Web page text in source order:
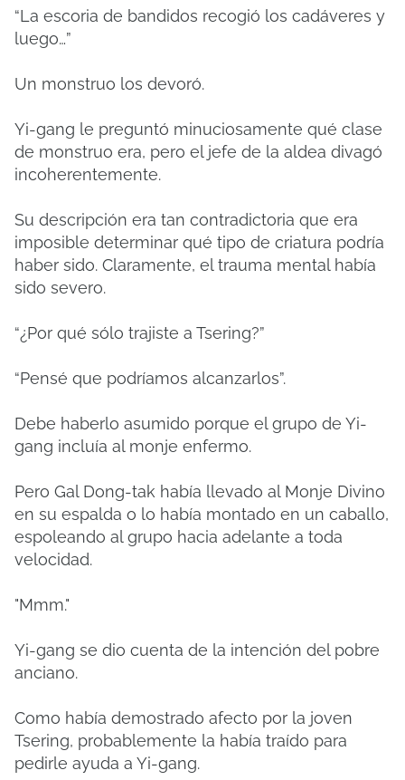
“La escoria de bandidos recogió los cadáveres y
luego…”
Un monstruo los devoró.
Yi-gang le preguntó minuciosamente qué clase
de monstruo era, pero el jefe de la aldea divagó
incoherentemente.
Su descripción era tan contradictoria que era
imposible determinar qué tipo de criatura podría
haber sido. Claramente, el trauma mental había
sido severo.
“¿Por qué sólo trajiste a Tsering?”
“Pensé que podríamos alcanzarlos”.
Debe haberlo asumido porque el grupo de Yi-
gang incluía al monje enfermo.
Pero Gal Dong-tak había llevado al Monje Divino
en su espalda o lo había montado en un caballo,
espoleando al grupo hacia adelante a toda
velocidad.
"Mmm."
Yi-gang se dio cuenta de la intención del pobre
anciano.
Como había demostrado afecto por la joven
Tsering, probablemente la había traído para
pedirle ayuda a Yi-gang.